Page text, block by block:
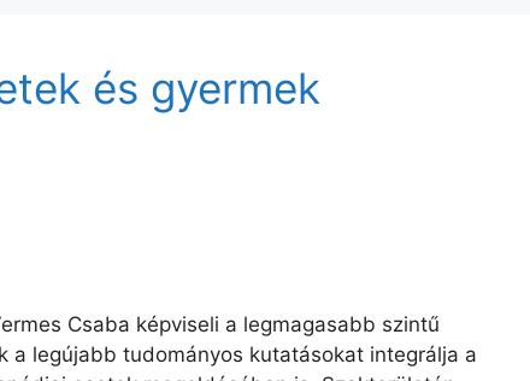
és gyermek
Csaba képviseli a legmagasabb szintű
a legújabb tudományos kutatásokat integrálja a